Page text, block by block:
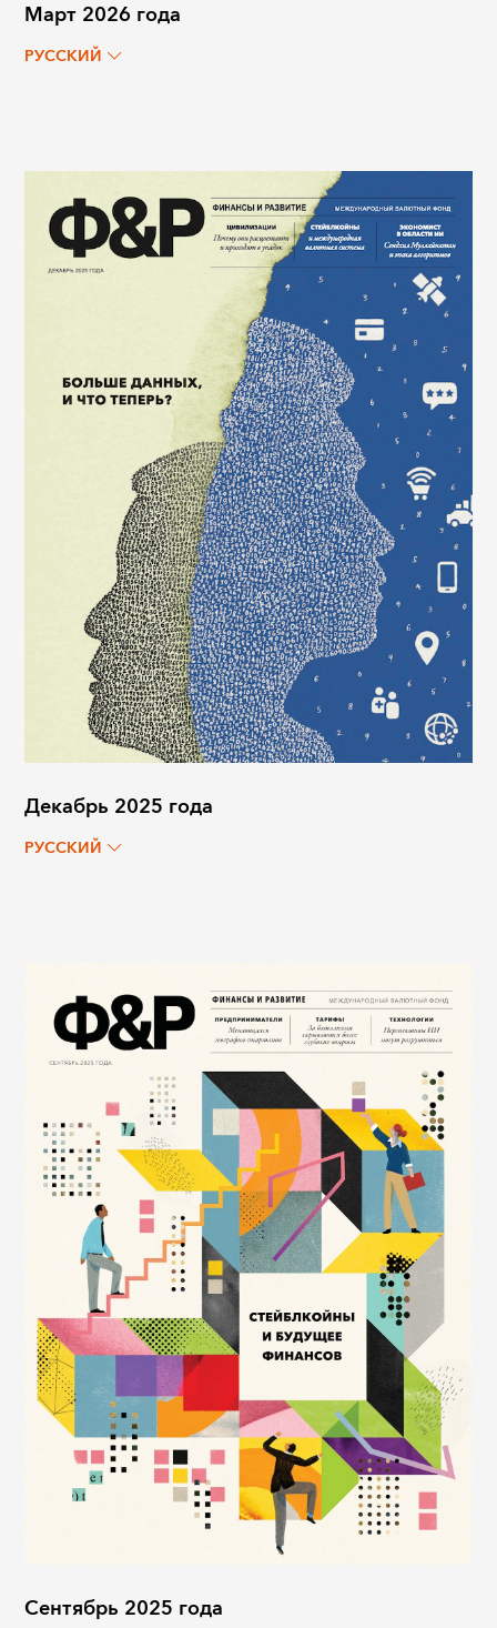
Март 2026 года
РУССКИЙ
Декабрь 2025 года
РУССКИЙ
Сентябрь 2025 года